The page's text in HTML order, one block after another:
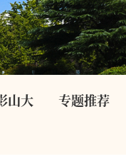
山大 专题推荐